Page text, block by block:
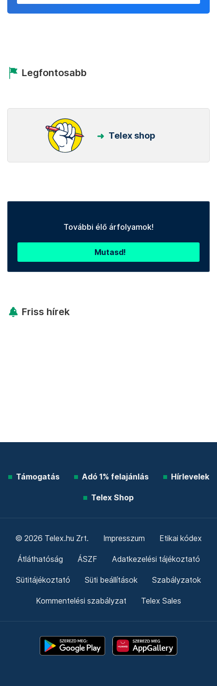
Legfontosabb
Telex shop
További élő árfolyamok!
Mutasd!
Friss hírek
Támogatás Adó 1% felajánlás Hírlevelek
Telex Shop
© 2026 Telex.hu Zrt. Impresszum Etikai kódex
Átláthatóság ÁSZF Adatkezelési tájékoztató
Sütitájékoztató Süti beállítások Szabályzatok
Kommentelési szabályzat Telex Sales